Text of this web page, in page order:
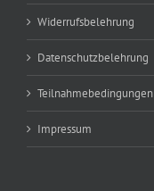
Widerrufsbelehrung
Datenschutzbelehrung
Impressum